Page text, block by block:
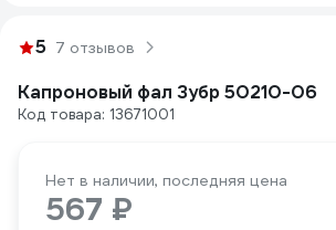
5 7 отзывов
Капроновый фал Зубр 50210-06
Код товара: 13671001
Нет в наличии, последняя цена
567 ₽